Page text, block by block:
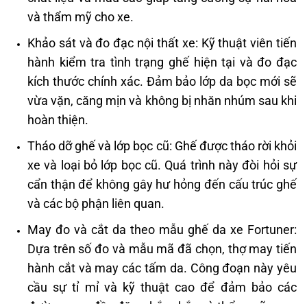
và thẩm mỹ cho xe. ​
Khảo sát và đo đạc nội thất xe: Kỹ thuật viên tiến
hành kiểm tra tình trạng ghế hiện tại và đo đạc
kích thước chính xác. Đảm bảo lớp da bọc mới sẽ
vừa vặn, căng mịn và không bị nhăn nhúm sau khi
hoàn thiện. ​
Tháo dỡ ghế và lớp bọc cũ: Ghế được tháo rời khỏi
xe và loại bỏ lớp bọc cũ. Quá trình này đòi hỏi sự
cẩn thận để không gây hư hỏng đến cấu trúc ghế
và các bộ phận liên quan. ​
May đo và cắt da theo mẫu ghế da xe Fortuner:
Dựa trên số đo và mẫu mã đã chọn, thợ may tiến
hành cắt và may các tấm da. Công đoạn này yêu
cầu sự tỉ mỉ và kỹ thuật cao để đảm bảo các